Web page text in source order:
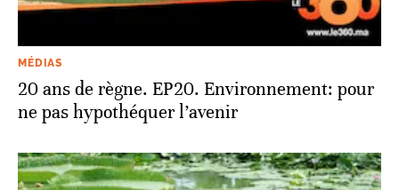
MÉDIAS
20 ans de règne. EP20. Environnement: pour
ne pas hypothéquer l’avenir